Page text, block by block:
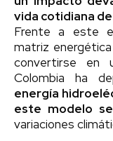
vida cotidiana
Frente a este
matriz
convertirse en
Colombia ha
energía
este modelo
variaciones